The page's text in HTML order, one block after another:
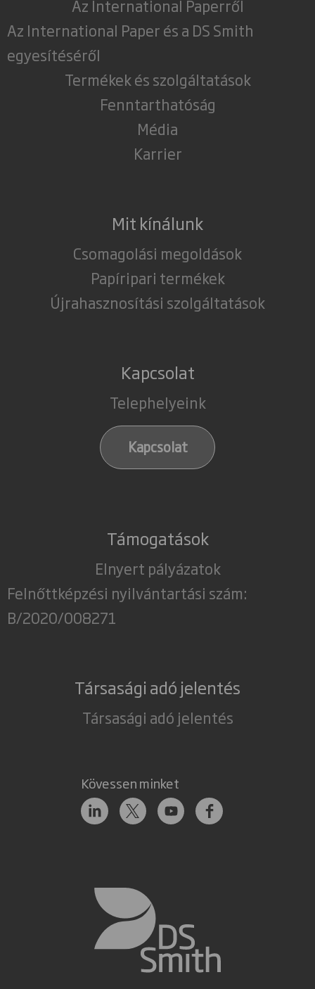
Az International Paperről
Az International Paper és a DS Smith
egyesítéséről
Termékek és szolgáltatások
Fenntarthatóság
Média
Karrier
Mit kínálunk
Csomagolási megoldások
Papíripari termékek
Újrahasznosítási szolgáltatások
Kapcsolat
Telephelyeink
Kapcsolat
Támogatások
Elnyert pályázatok
Felnőttképzési nyilvántartási szám:
B/2020/008271
Társasági adó jelentés
Társasági adó jelentés
Kövessen minket